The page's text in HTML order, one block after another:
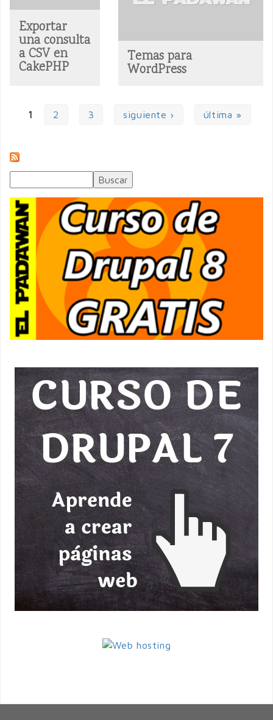
Exportar
una consulta
a CSV en
CakePHP
Temas para
WordPress
1 2 3 siguiente › última »
Formulario de búsqueda